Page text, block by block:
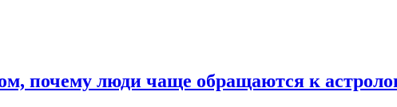
почему люди чаще обращаются к